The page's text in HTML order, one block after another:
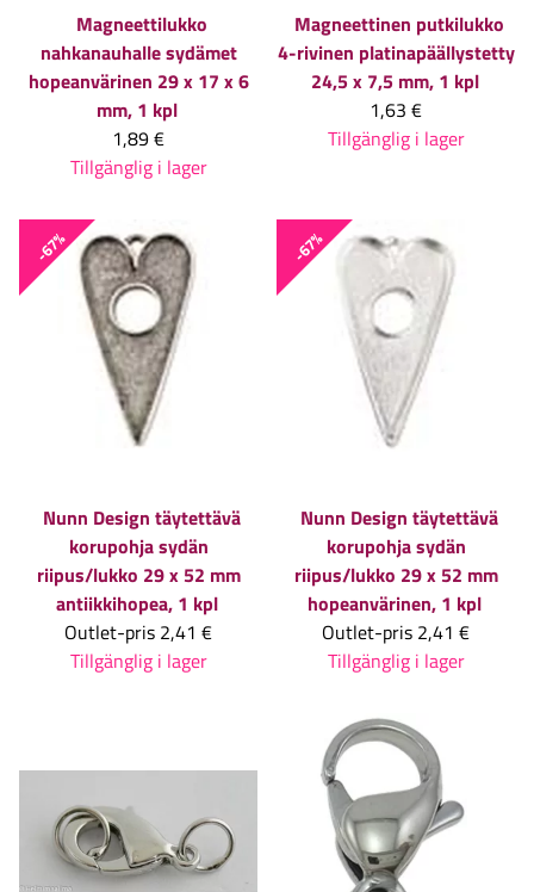
Magneettilukko
nahkanauhalle sydämet
hopeanvärinen 29 x 17 x 6
mm, 1 kpl
1,89 €
Tillgänglig i lager
Magneettinen putkilukko
4-rivinen platinapäällystetty
24,5 x 7,5 mm, 1 kpl
1,63 €
Tillgänglig i lager
-67%
Nunn Design täytettävä
korupohja sydän
riipus/lukko 29 x 52 mm
antiikkihopea, 1 kpl
Outlet-pris 2,41 €
Tillgänglig i lager
-67%
Nunn Design täytettävä
korupohja sydän
riipus/lukko 29 x 52 mm
hopeanvärinen, 1 kpl
Outlet-pris 2,41 €
Tillgänglig i lager